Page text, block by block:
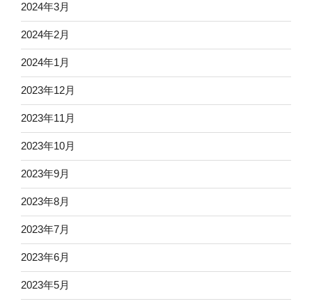
2024年3月
2024年2月
2024年1月
2023年12月
2023年11月
2023年10月
2023年9月
2023年8月
2023年7月
2023年6月
2023年5月